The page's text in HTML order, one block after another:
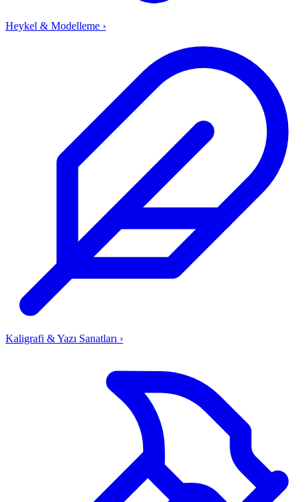
Heykel & Modelleme ›
Kaligrafi & Yazı Sanatları ›